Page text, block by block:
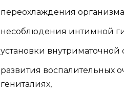
переохлаждения
несоблюдения интимной
установки внутриматочной
развития воспалительных
гениталиях,